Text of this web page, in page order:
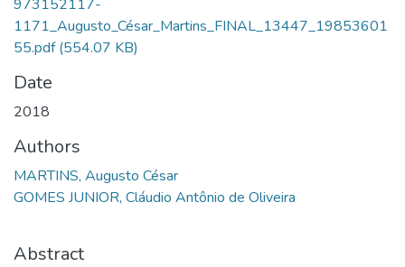
973152117-
1171_Augusto_César_Martins_FINAL_13447_19853601
55.pdf(554.07 KB)
Date
2018
Authors
MARTINS, Augusto César
GOMES JUNIOR, Cláudio Antônio de Oliveira
Abstract